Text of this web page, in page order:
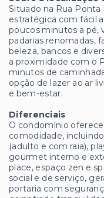
Situado na Rua
estratégica com fácil
poucos minutos a pé,
padarias renomadas,
beleza, bancos e
a proximidade com o
minutos de
opção de lazer ao ar
e bem-estar.
Diferenciais
O condomínio
comodidade,
(adulto e com raia),
gourmet interno e
place, espaço zen e
social e de serviço,
portaria com